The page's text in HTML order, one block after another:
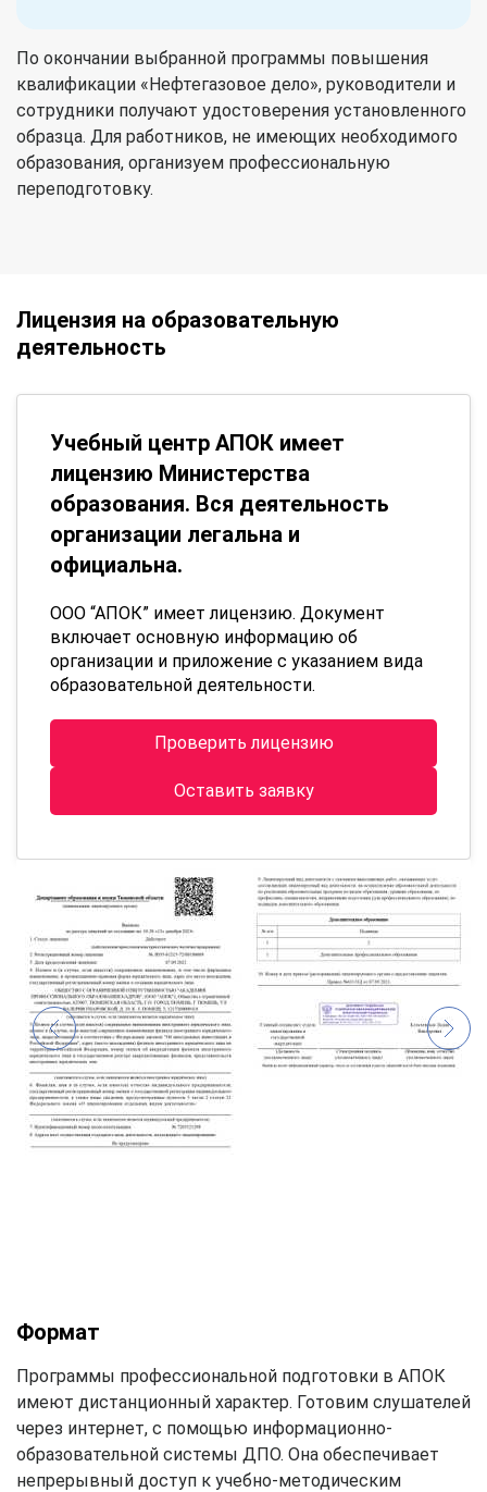
По окончании выбранной программы повышения
квалификации «Нефтегазовое дело», руководители и
сотрудники получают удостоверения установленного
образца. Для работников, не имеющих необходимого
образования, организуем профессиональную
переподготовку.
Лицензия на образовательную
деятельность
Учебный центр АПОК имеет
лицензию Министерства
образования. Вся деятельность
организации легальна и
официальна.
ООО “АПОК” имеет лицензию. Документ
включает основную информацию об
организации и приложение с указанием вида
образовательной деятельности.
Проверить лицензию
Оставить заявку
Формат
Программы профессиональной подготовки в АПОК
имеют дистанционный характер. Готовим слушателей
через интернет, с помощью информационно-
образовательной системы ДПО. Она обеспечивает
непрерывный доступ к учебно-методическим